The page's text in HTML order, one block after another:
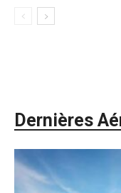
Dernières